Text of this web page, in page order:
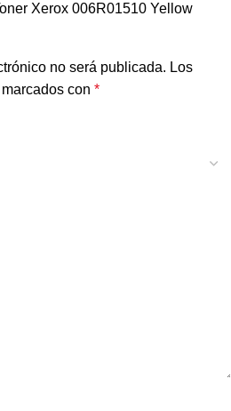
Xerox 006R01510 Yellow
no será publicada. Los
con *